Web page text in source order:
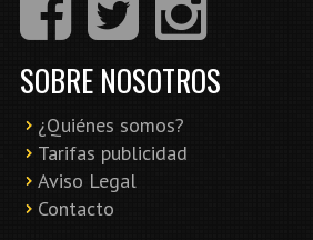
SOBRE NOSOTROS
¿Quiénes somos?
Tarifas publicidad
Aviso Legal
Contacto